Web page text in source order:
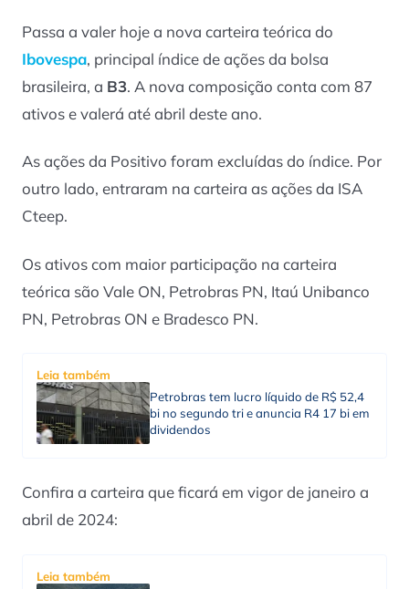
Passa a valer hoje a nova carteira teórica do
Ibovespa, principal índice de ações da bolsa
brasileira, a B3. A nova composição conta com 87
ativos e valerá até abril deste ano.
As ações da Positivo foram excluídas do índice. Por
outro lado, entraram na carteira as ações da ISA
Cteep.
Os ativos com maior participação na carteira
teórica são Vale ON, Petrobras PN, Itaú Unibanco
PN, Petrobras ON e Bradesco PN.
Leia também
Petrobras tem lucro líquido de R$ 52,4
bi no segundo tri e anuncia R4 17 bi em
dividendos
Confira a carteira que ficará em vigor de janeiro a
abril de 2024:
Leia também